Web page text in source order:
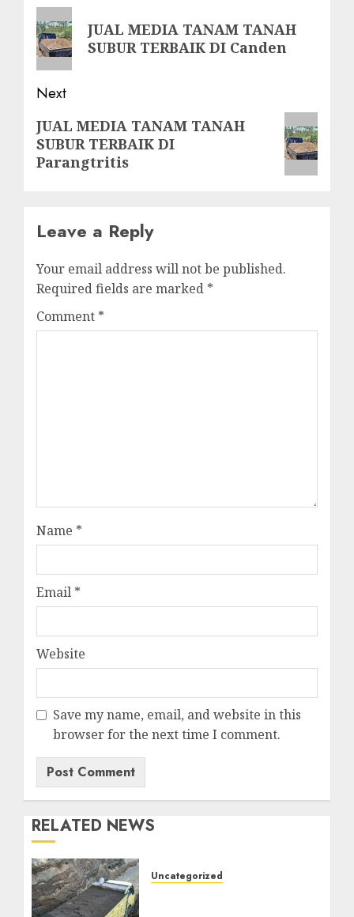
navigation
Previous
post:
JUAL MEDIA TANAM TANAH
SUBUR TERBAIK DI Canden
Next
Next
post:
JUAL MEDIA TANAM TANAH
SUBUR TERBAIK DI
Parangtritis
Leave a Reply
Your email address will not be published.
Required fields are marked *
Comment *
Name *
Email *
Website
Save my name, email, and website in this
browser for the next time I comment.
RELATED NEWS
Uncategorized